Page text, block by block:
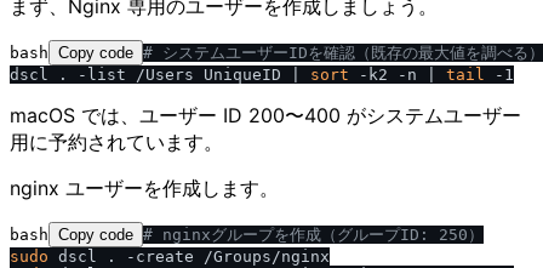
まず、Nginx 専用のユーザーを作成しましょう。
bash Copy code # システムユーザーIDを確認（既存の最大値を調べる）
dscl . -list /Users UniqueID | sort -k2 -n | tail
macOS では、ユーザー ID 200〜400 がシステムユーザー
用に予約されています。
nginx ユーザーを作成します。
bash Copy code # nginxグループを作成（グループID: 250）
sudo